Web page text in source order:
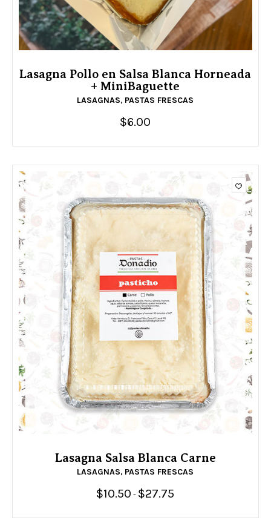
Lasagna Pollo en Salsa Blanca Horneada
+ MiniBaguette
LASAGNAS, PASTAS FRESCAS
$6.00
Lasagna Salsa Blanca Carne
LASAGNAS, PASTAS FRESCAS
$10.50 - $27.75